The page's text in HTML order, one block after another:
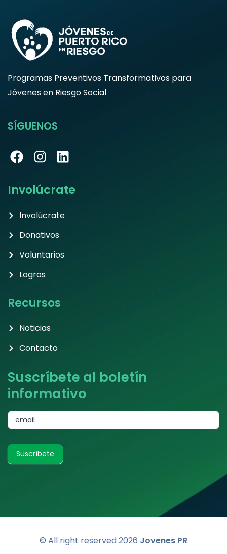
Programas Preventivos Transformativos para
Jóvenes en Riesgo Social
SÍGUENOS
Involúcrate
Involúcrate
Donativos
Voluntarios
Logros
Recursos
Noticias
Contacto
Suscríbete al boletín
informativo
subscribe
email
Suscríbete
© All right reserved2026 Jovenes PR